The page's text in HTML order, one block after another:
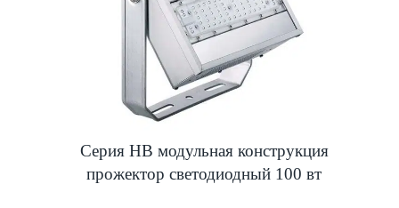
Серия HB модульная конструкция
прожектор светодиодный 100 вт